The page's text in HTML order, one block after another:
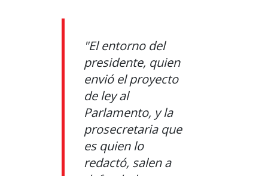
"El entorno del
presidente, quien
envió el proyecto
de ley al
Parlamento, y la
prosecretaria que
es quien lo
redactó, salen a